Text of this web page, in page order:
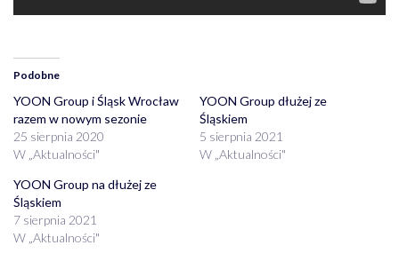
Podobne
YOON Group i Śląsk Wrocław
razem w nowym sezonie
25 sierpnia 2020
W „Aktualności"
YOON Group dłużej ze
Śląskiem
5 sierpnia 2021
W „Aktualności"
YOON Group na dłużej ze
Śląskiem
7 sierpnia 2021
W „Aktualności"